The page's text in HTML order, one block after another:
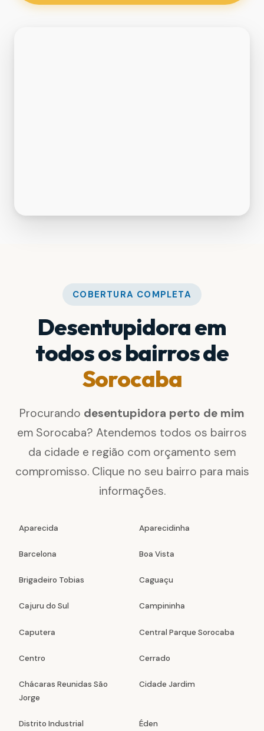
COBERTURA COMPLETA
Desentupidora em
todos os bairros de
Sorocaba
Procurando desentupidora perto de mim
em Sorocaba? Atendemos todos os bairros
da cidade e região com orçamento sem
compromisso. Clique no seu bairro para mais
informações.
Aparecida Aparecidinha
Barcelona Boa Vista
Brigadeiro Tobias Caguaçu
Cajuru do Sul Campininha
Caputera Central Parque Sorocaba
Centro Cerrado
Chácaras Reunidas São
Jorge
Cidade Jardim
Distrito Industrial Éden